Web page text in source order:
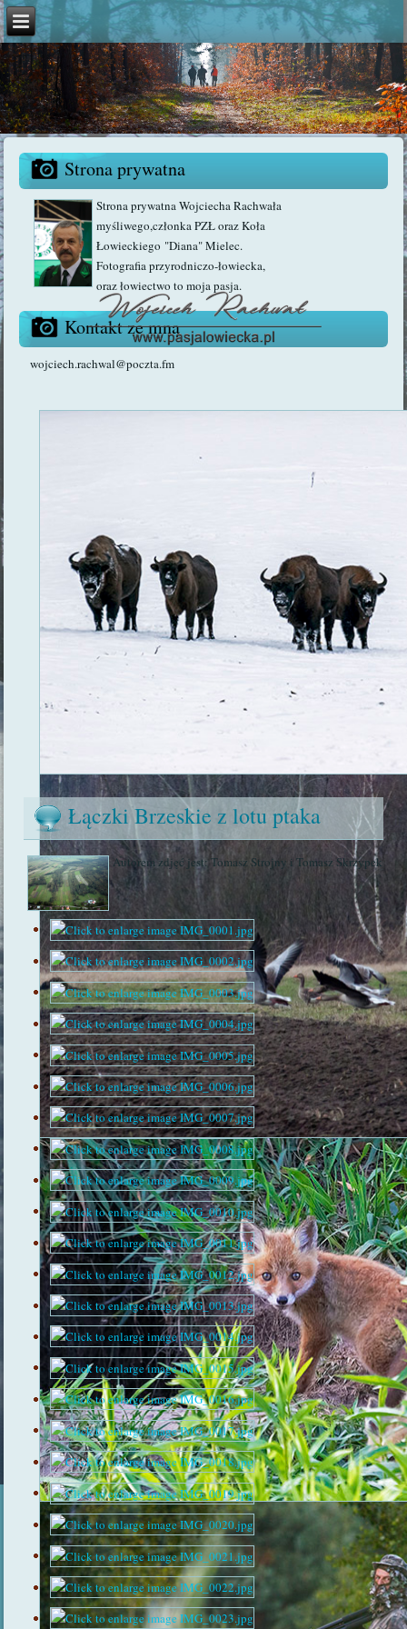
Strona prywatna
Strona prywatna Wojciecha Rachwała
myśliwego,członka PZŁ oraz Koła
Łowieckiego "Diana" Mielec.
Fotografia przyrodniczo-łowiecka,
oraz łowiectwo to moja pasja.
Kontakt ze mną
wojciech.rachwal@poczta.fm
Łączki Brzeskie z lotu ptaka
Autorem zdjęć jest: Tomasz Strojny i Tomasz Skrzypek